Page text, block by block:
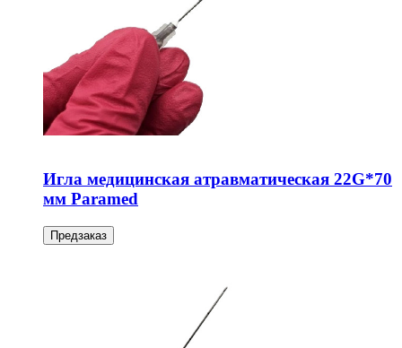
Игла медицинская атравматическая 22G*70
мм Paramed
Предзаказ